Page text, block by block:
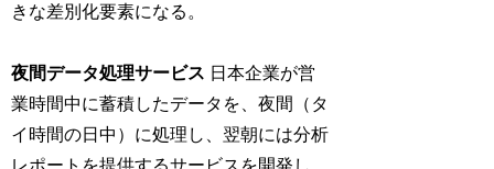
きな差別化要素になる。
夜間データ処理サービス 日本企業が営
業時間中に蓄積したデータを、夜間（タ
イ時間の日中）に処理し、翌朝には分析